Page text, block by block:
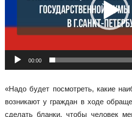
00:00
«Надо будет посмотреть, какие
возникают у граждан в ходе
сделать бланки, чтобы человек